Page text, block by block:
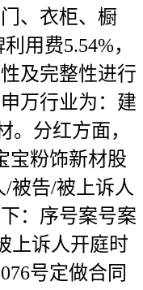
、衣柜、橱
用费5.54%，
及完整性进行
万行业为：建
。分红方面，
宝粉饰新材股
被告/被上诉人
：序号案号案
上诉人开庭时
号定做合同